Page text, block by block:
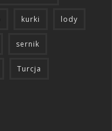
kurki lody
sernik
Turcja